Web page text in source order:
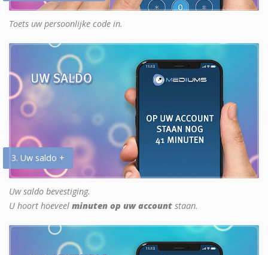
Toets uw persoonlijke code in.
3. Uw saldo +
Uw saldo bevestiging.
U hoort hoeveel minuten op uw account staan.